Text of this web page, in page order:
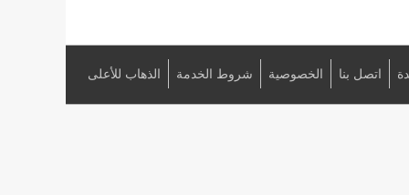
اتصل بنا الخصوصية شروط الخدمة الذهاب للأعلى